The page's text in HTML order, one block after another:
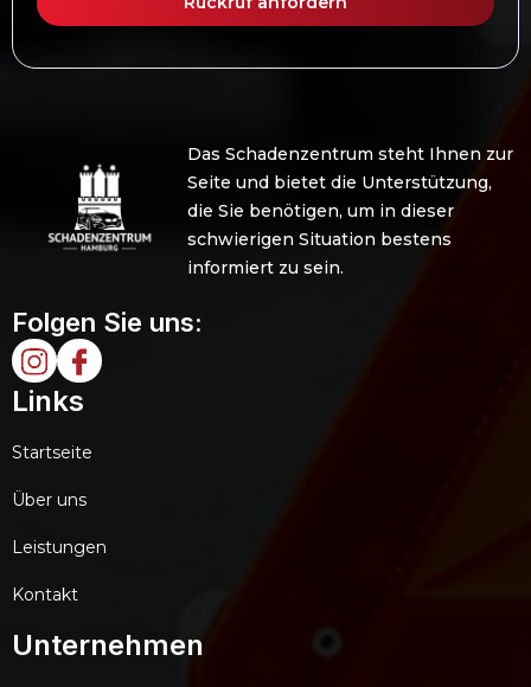
Das Schadenzentrum steht Ihnen zur
Seite und bietet die Unterstützung,
die Sie benötigen, um in dieser
schwierigen Situation bestens
informiert zu sein.
Folgen Sie uns:
Links
Startseite
Über uns
Leistungen
Kontakt
Unternehmen